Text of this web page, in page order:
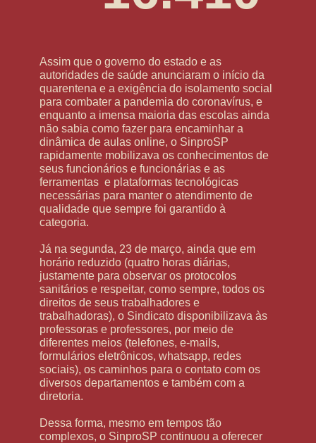
Assim que o governo do estado e as
autoridades de saúde anunciaram o início da
quarentena e a exigência do isolamento social
para combater a pandemia do coronavírus, e
enquanto a imensa maioria das escolas ainda
não sabia como fazer para encaminhar a
dinâmica de aulas online, o SinproSP
rapidamente mobilizava os conhecimentos de
seus funcionários e funcionárias e as
ferramentas e plataformas tecnológicas
necessárias para manter o atendimento de
qualidade que sempre foi garantido à
categoria.
Já na segunda, 23 de março, ainda que em
horário reduzido (quatro horas diárias,
justamente para observar os protocolos
sanitários e respeitar, como sempre, todos os
direitos de seus trabalhadores e
trabalhadoras), o Sindicato disponibilizava às
professoras e professores, por meio de
diferentes meios (telefones, e-mails,
formulários eletrônicos, whatsapp, redes
sociais), os caminhos para o contato com os
diversos departamentos e também com a
diretoria.
Dessa forma, mesmo em tempos tão
complexos, o SinproSP continuou a oferecer